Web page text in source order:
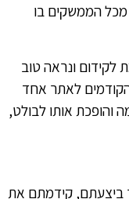
הממשקים בו
לקידום ונראה טוב
לאתר אחד
והופכת אותו לבולט,
ביצעתם, קידמתם את